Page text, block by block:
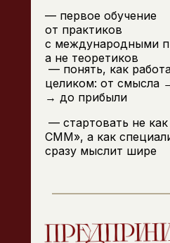
— первое обучение
от практиков
с международными
а не теоретиков
— понять, как
целиком: от смысла
→ до прибыли
— стартовать не
СММ», а как
сразу мыслит шире